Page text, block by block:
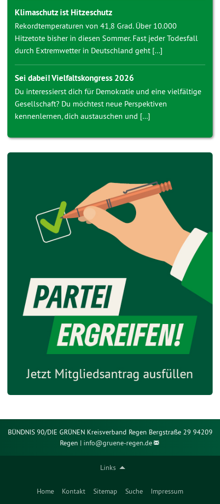
Links
Home Kontakt Sitemap Suche Impressum
Klimaschutz ist Hitzeschutz
Rekordtemperaturen von 41,8 Grad. Über 10.000
Hitzetote bisher in diesen Sommer. Fast jeder Todesfall
durch Extremwetter in Deutschland geht [...]
Sei dabei! Vielfaltskongress 2026
Du interessierst dich für Demokratie und eine vielfältige
Gesellschaft? Du möchtest neue Perspektiven
kennenlernen, dich austauschen und [...]
BÜNDNIS 90/DIE GRÜNEN Kreisverband Regen Bergstraße 29 94209
Regen | info@gruene-regen.de